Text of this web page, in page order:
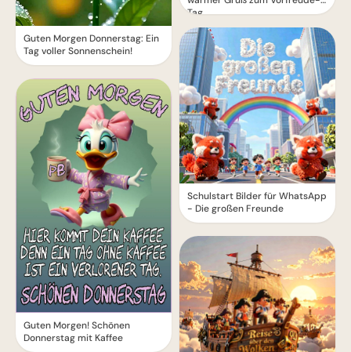
Guten Morgen Donnerstag: Ein
Tag voller Sonnenschein!
Guten Morgen! Schönen
Donnerstag mit Kaffee
Tag
Schulstart Bilder für WhatsApp
- Die großen Freunde